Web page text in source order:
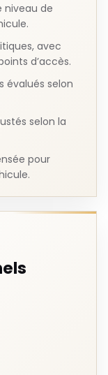
niveau de
avec
d’accès.
évalués selon
selon la
pour